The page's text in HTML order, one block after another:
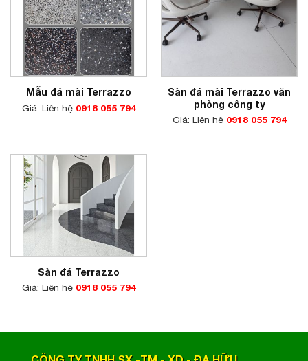
Mẫu đá mài Terrazzo
Giá: Liên hệ 0918 055 794
Sàn đá mài Terrazzo văn
phòng công ty
Giá: Liên hệ 0918 055 794
Sàn đá Terrazzo
Giá: Liên hệ 0918 055 794